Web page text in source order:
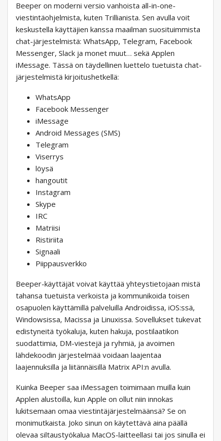
Beeper on moderni versio vanhoista all-in-one-
viestintäohjelmista, kuten Trillianista. Sen avulla voit
keskustella käyttäjien kanssa maailman suosituimmista
chat-järjestelmistä: WhatsApp, Telegram, Facebook
Messenger, Slack ja monet muut… sekä Applen
iMessage. Tässä on täydellinen luettelo tuetuista chat-
järjestelmistä kirjoitushetkellä:
WhatsApp
Facebook Messenger
iMessage
Android Messages (SMS)
Telegram
Viserrys
löysä
hangoutit
Instagram
Skype
IRC
Matriisi
Ristiriita
Signaali
Piippausverkko
Beeper-käyttäjät voivat käyttää yhteystietojaan mistä
tahansa tuetuista verkoista ja kommunikoida toisen
osapuolen käyttämillä palveluilla Androidissa, iOS:ssä,
Windowsissa, Macissa ja Linuxissa. Sovellukset tukevat
edistyneitä työkaluja, kuten hakuja, postilaatikon
suodattimia, DM-viestejä ja ryhmiä, ja avoimen
lähdekoodin järjestelmää voidaan laajentaa
laajennuksilla ja liitännäisillä Matrix API:n avulla.
Kuinka Beeper saa iMessagen toimimaan muilla kuin
Applen alustoilla, kun Apple on ollut niin innokas
lukitsemaan omaa viestintäjärjestelmäänsä? Se on
monimutkaista. Joko sinun on käytettävä aina päällä
olevaa siltaustyökalua MacOS-laitteellasi tai jos sinulla ei